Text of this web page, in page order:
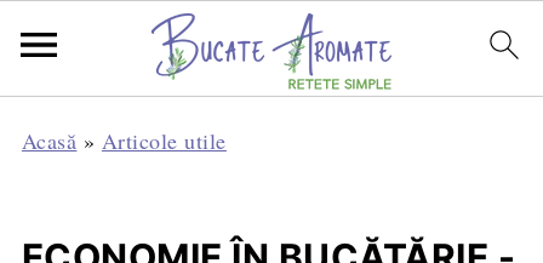
Acasă » Articole utile